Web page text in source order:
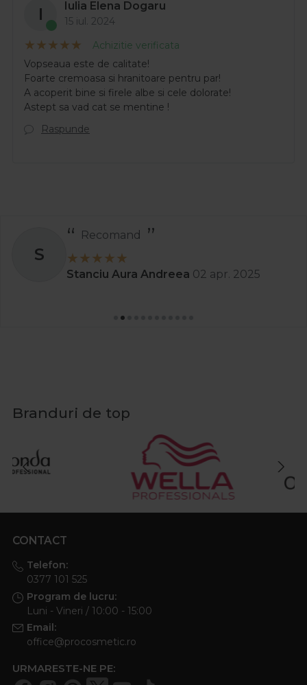
I Iulia Elena Dogaru
15 iul. 2024
Achizitie verificata
Vopseaua este de calitate!
Foarte cremoasa si hranitoare pentru par!
A acoperit bine si firele albe si cele dolorate!
Astept sa vad cat se mentine !
Raspunde
S
Recomand
Stanciu Aura Andreea 02 apr. 2025
Branduri de top
CONTACT
Telefon:
0377 101 525
Program de lucru:
Luni - Vineri / 10:00 - 15:00
Email:
office@procosmetic.ro
URMARESTE-NE PE: